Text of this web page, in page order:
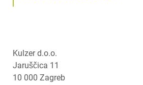
Kulzer d.o.o.
Jaruščica 11
10 000 Zagreb